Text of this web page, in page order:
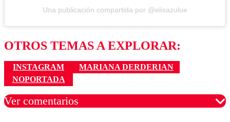
Una publicación compartida por @elisazulue
OTROS TEMAS A EXPLORAR:
INSTAGRAM
MARIANA DERDERIAN
NOPORTADA
Ver comentarios